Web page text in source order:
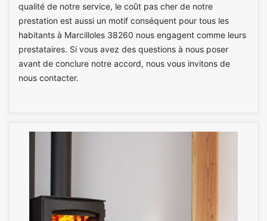
qualité de notre service, le coût pas cher de notre
prestation est aussi un motif conséquent pour tous les
habitants à Marcilloles 38260 nous engagent comme leurs
prestataires. Si vous avez des questions à nous poser
avant de conclure notre accord, nous vous invitons de
nous contacter.